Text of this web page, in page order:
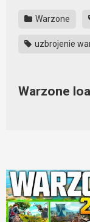
Warzone
uzbrojenie
Warzone
ustawienia
Dobranie
należy dodać
będzie bardziej